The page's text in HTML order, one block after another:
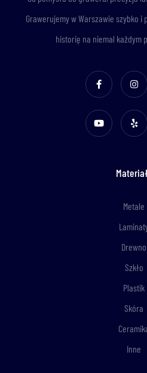
Grawerujemy w Warszawie szybko
historię na niemal każdym
Metale
Drewno
Szkło
Plastik
Skóra
Inne